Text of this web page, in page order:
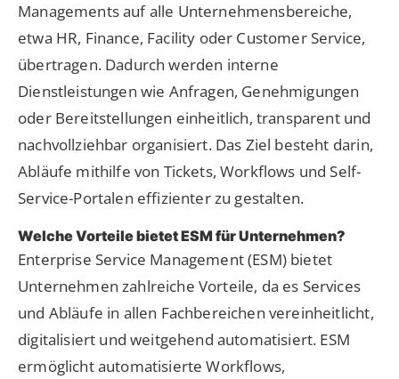
Managements auf alle Unternehmensbereiche,
etwa HR, Finance, Facility oder Customer Service,
übertragen. Dadurch werden interne
Dienstleistungen wie Anfragen, Genehmigungen
oder Bereitstellungen einheitlich, transparent und
nachvollziehbar organisiert. Das Ziel besteht darin,
Abläufe mithilfe von Tickets, Workflows und Self-
Service-Portalen effizienter zu gestalten.
Welche Vorteile bietet ESM für Unternehmen?
Enterprise Service Management (ESM) bietet
Unternehmen zahlreiche Vorteile, da es Services
und Abläufe in allen Fachbereichen vereinheitlicht,
digitalisiert und weitgehend automatisiert. ESM
ermöglicht automatisierte Workflows,